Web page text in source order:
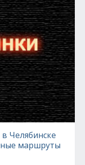
Челябинске
маршруты